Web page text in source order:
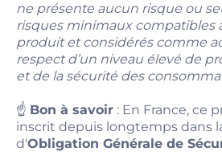
ne présente aucun risque ou
risques minimaux compatibles
produit et considérés comme
respect d’un niveau élevé de
et de la sécurité des
☝️ Bon à savoir : En France, ce
inscrit depuis longtemps dans
d'Obligation Générale de